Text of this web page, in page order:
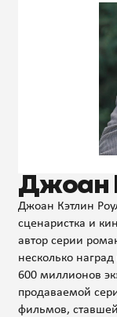
Джоан
Джоан Кэтлин
сценаристка и
автор серии
несколько
600 миллионов
продаваемой
фильмов, ставшей